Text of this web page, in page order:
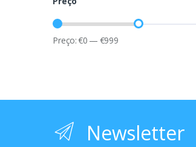
Preço:€0 — €999
Newsletter